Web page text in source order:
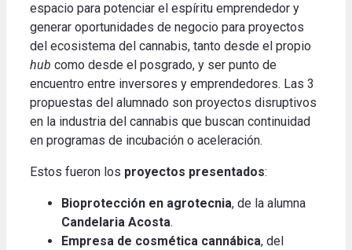
espacio para potenciar el espíritu emprendedor y
generar oportunidades de negocio para proyectos
del ecosistema del cannabis, tanto desde el propio
hub como desde el posgrado, y ser punto de
encuentro entre inversores y emprendedores. Las 3
propuestas del alumnado son proyectos disruptivos
en la industria del cannabis que buscan continuidad
en programas de incubación o aceleración.
Estos fueron los proyectos presentados:
Bioprotección en agrotecnia, de la alumna
Candelaria Acosta.
Empresa de cosmética cannábica, del